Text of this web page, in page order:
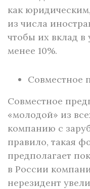
как
из числа
чтобы их вклад в
менее 10%.
Совместное
Совместное
«молодой» из
компанию с
правило, такая
предполагает
в России
нерезидент